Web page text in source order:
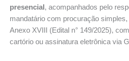
presencial , acompanhados pelo
mandatário com procuração
Anexo XVIII (Edital n° 149/2025),
cartório ou assinatura eletrônica via